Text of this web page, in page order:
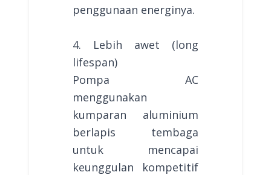
penggunaan energinya.
4. Lebih awet (long
lifespan)
Pompa AC
menggunakan
kumparan aluminium
berlapis tembaga
untuk mencapai
keunggulan kompetitif